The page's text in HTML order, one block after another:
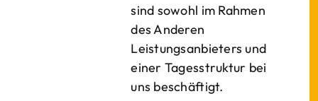
sind sowohl im Rahmen
des Anderen
Leistungsanbieters und
einer Tagesstruktur bei
uns beschäftigt.